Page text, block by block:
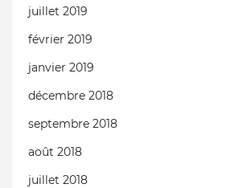
juillet 2019
février 2019
janvier 2019
décembre 2018
septembre 2018
août 2018
juillet 2018